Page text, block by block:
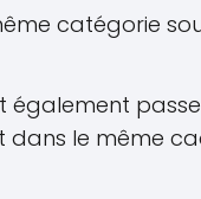
catégorie
également
dans le même